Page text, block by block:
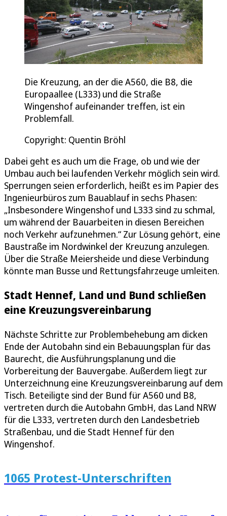
Die Kreuzung, an der die A560, die B8, die
Europaallee (L333) und die Straße
Wingenshof aufeinander treffen, ist ein
Problemfall.
Copyright: Quentin Bröhl
Dabei geht es auch um die Frage, ob und wie der
Umbau auch bei laufenden Verkehr möglich sein wird.
Sperrungen seien erforderlich, heißt es im Papier des
Ingenieurbüros zum Bauablauf in sechs Phasen:
„Insbesondere Wingenshof und L333 sind zu schmal,
um während der Bauarbeiten in diesen Bereichen
noch Verkehr aufzunehmen.“ Zur Lösung gehört, eine
Baustraße im Nordwinkel der Kreuzung anzulegen.
Über die Straße Meiersheide und diese Verbindung
könnte man Busse und Rettungsfahrzeuge umleiten.
Stadt Hennef, Land und Bund schließen
eine Kreuzungsvereinbarung
Nächste Schritte zur Problembehebung am dicken
Ende der Autobahn sind ein Bebauungsplan für das
Baurecht, die Ausführungsplanung und die
Vorbereitung der Bauvergabe. Außerdem liegt zur
Unterzeichnung eine Kreuzungsvereinbarung auf dem
Tisch. Beteiligte sind der Bund für A560 und B8,
vertreten durch die Autobahn GmbH, das Land NRW
für die L333, vertreten durch den Landesbetrieb
Straßenbau, und die Stadt Hennef für den
Wingenshof.
1065 Protest-Unterschriften